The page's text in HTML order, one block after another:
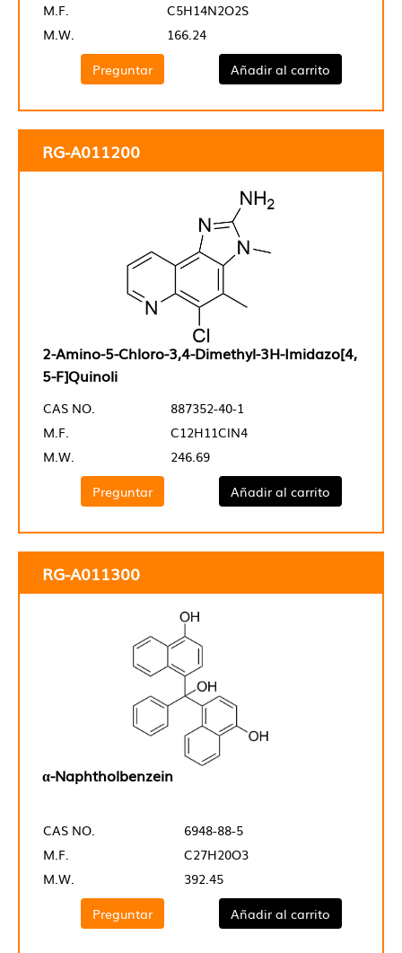
M.F.
C5H14N2O2S
M.W.
166.24
Preguntar
Añadir al carrito
RG-A011200
2-Amino-5-Chloro-3,4-Dimethyl-3H-Imidazo[4,
5-F]Quinoli
CAS NO.
887352-40-1
M.F.
C12H11ClN4
M.W.
246.69
Preguntar
Añadir al carrito
RG-A011300
α-Naphtholbenzein
CAS NO.
6948-88-5
M.F.
C27H20O3
M.W.
392.45
Preguntar
Añadir al carrito